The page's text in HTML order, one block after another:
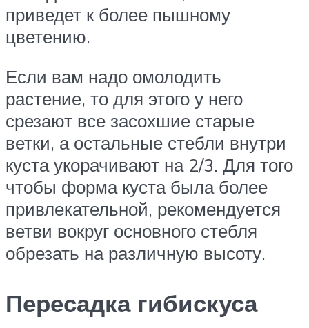
приведет к более пышному
цветению.
Если вам надо омолодить
растение, то для этого у него
срезают все засохшие старые
ветки, а остальные стебли внутри
куста укорачивают на 2/3. Для того
чтобы форма куста была более
привлекательной, рекомендуется
ветви вокруг основного стебля
обрезать на различную высоту.
Пересадка гибискуса